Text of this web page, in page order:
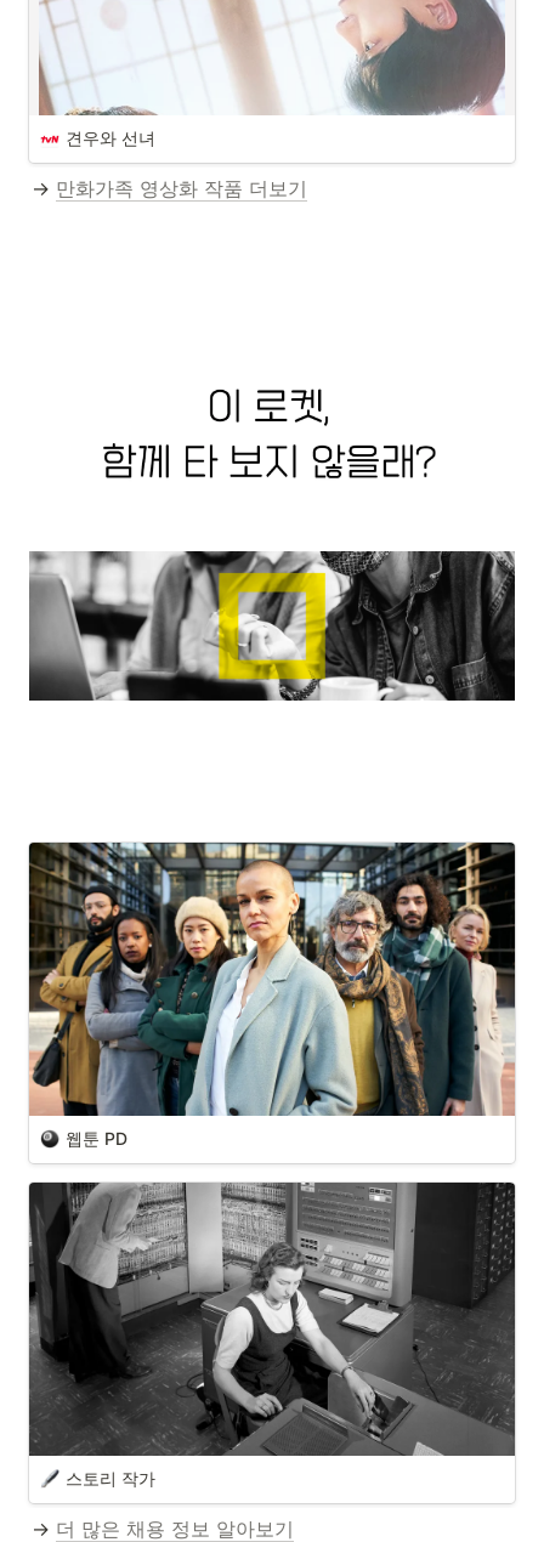
그림자 미녀
관련 태그 : 학교에선 왕따지만
SNS에서는 화려한 스타 '지
니'로 살아가는 여고생 구애진의
아슬아슬 방과후 이중생활 카카
미녀] 카카오TV :
#카카오TV #그림자미녀 #심달
홍석 #백지혜 #골든차일드
#GoldenChild #프로미스나인
#fromis_9 #펜타곤
#PENTAGON #웹툰원작
열을 가리고 상처를 준다. 정작
더 아름답게 가꿔야 할 것이 내면
인지는 모르고. 카카오TV 오리
지널 '그림자 미녀'가 이런 외모
지상주의를 매섭게 꼬집는다. '그
방과 후 이중생활을 그린 드라마.
이나경, 역대급 소름 엔딩 장식...심달기X최보민 공조 펼칠까 ('그림자 미녀') | 텐아시아
'그림자 미녀'에서 지금까지 감춰
졌던 비밀들이 하나 둘씩 드러나
면서 눈을 뗄 수 없는 스토리 전
개가 휘몰아쳤다. 지난 22일(수)
밝혀지면서 시청자들을 '멘붕'에
빠뜨렸다. 추리 덕후 반장 김호인
(최보민 분)의 활약으로 선미진
의 과거를 알게 된 구애진(심달
기 분)이 어떤 반격을 펼치게 될
것인지, 종영까지 단 2화만을 남
겨두고 있는 '그림자 미녀'의 결
말을 향한 궁금증이 치솟고 있다.
https://tenasia.hankyung.com/tv-drama/article/2021122383924
과연
다은은 승휴의 철벽을 무너뜨리고 사랑을 쟁취할 수
있을까?
러브 앤 위시
관련 태그 : 사랑에 거침없는 직
진녀, '손다은'. 사랑에 서툰 신비
주의 철벽남, '김승휴'. 과연 다은
은 승휴의 철벽을 무너뜨리고 사
죽음이 가까워진 사람들은 '거꾸로' 걸어들어 온다
그리고 그게 하필 내 이상형이라니!?
영상 보러가기 :
견우와 선녀 1화 | TVING
죽을 운명을 가진 소년과 이를 막
으려는 MZ무당 소녀, 열여덟 청
견우와 선녀
→ 만화가족 영상화 작품 더보기
웹툰 PD
스토리 작가
→ 더 많은 채용 정보 알아보기